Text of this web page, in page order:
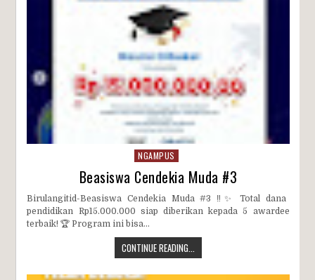
NGAMPUS
Beasiswa Cendekia Muda #3
Birulangitid-Beasiswa Cendekia Muda #3 ‼️✨ Total dana
pendidikan Rp15.000.000 siap diberikan kepada 5 awardee
terbaik! 🏆 Program ini bisa...
CONTINUE READING...